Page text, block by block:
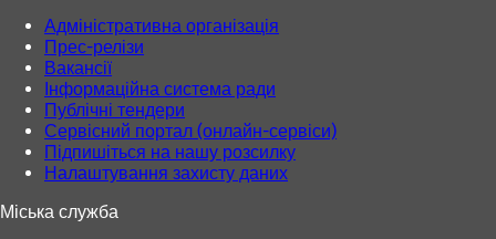
Адміністративна організація
Прес-релізи
Вакансії
Інформаційна система ради
Публічні тендери
Сервісний портал (онлайн-сервіси)
Підпишіться на нашу розсилку
Налаштування захисту даних
Міська служба